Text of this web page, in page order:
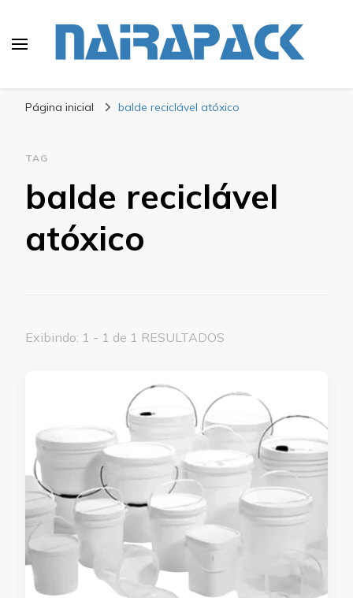
Página inicial balde reciclável atóxico
TAG
balde reciclável
atóxico
Exibindo: 1 - 1 de 1 RESULTADOS